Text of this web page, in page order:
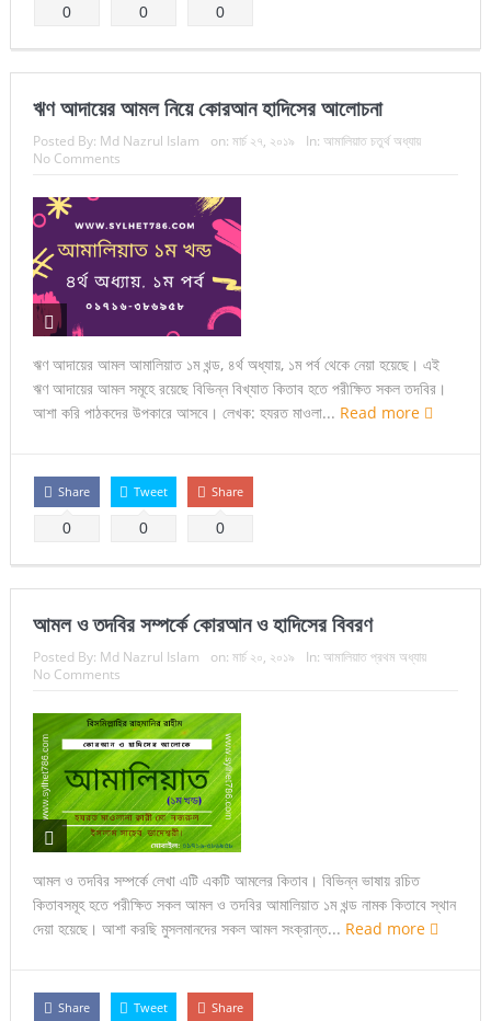
0 0 0
ঋণ আদায়ের আমল নিয়ে কোরআন হাদিসের আলোচনা
Posted By: Md Nazrul Islam on: মার্চ ২৭, ২০১৯ In: আমালিয়াত চতুর্থ অধ্যায়
No Comments
ঋণ আদায়ের আমল আমালিয়াত ১ম খন্ড, ৪র্থ অধ্যায়, ১ম পর্ব থেকে নেয়া হয়েছে। এই
ঋণ আদায়ের আমল সমূহে রয়েছে বিভিন্ন বিখ্যাত কিতাব হতে পরীক্ষিত সকল তদবির।
আশা করি পাঠকদের উপকারে আসবে। লেখক: হযরত মাওলা... Read more
Share
0
Tweet
0
Share
0
আমল ও তদবির সম্পর্কে কোরআন ও হাদিসের বিবরণ
Posted By: Md Nazrul Islam on: মার্চ ২০, ২০১৯ In: আমালিয়াত প্রথম অধ্যায়
No Comments
আমল ও তদবির সম্পর্কে লেখা এটি একটি আমলের কিতাব। বিভিন্ন ভাষায় রচিত
কিতাবসমূহ হতে পরীক্ষিত সকল আমল ও তদবির আমালিয়াত ১ম খন্ড নামক কিতাবে স্থান
দেয়া হয়েছে। আশা করছি মুসলমানদের সকল আমল সংক্রান্ত... Read more
Share Tweet Share